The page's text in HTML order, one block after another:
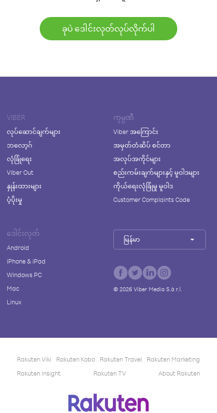
ခုပဲ ဒေါင်းလုတ်လုပ်လိုက်ပါ
VIBER
လုပ်ဆောင်ချက်များ
ဘလော့ဂ်
လုံခြုံရေး
Viber Out
နှုန်းထားများ
ပံ့ပိုးမှု
ကုမ္ပဏီ
Viber အကြောင်း
အမှတ်တံဆိပ် စင်တာ
အလုပ်အကိုင်များ
စည်းကမ်းချက်များနှင့် မူဝါဒများ
ကိုယ်ရေးလုံခြုံမှု မူဝါဒ
Customer Complaints Code
ဒေါင်းလုတ်
Android
iPhone & iPad
Windows PC
Mac
Linux
မြန်မာ
© 2026Viber Media S.à r.l.
Rakuten Viki Rakuten Kobo Rakuten Travel
Rakuten Marketing
Rakuten Insight
Rakuten TV About Rakuten